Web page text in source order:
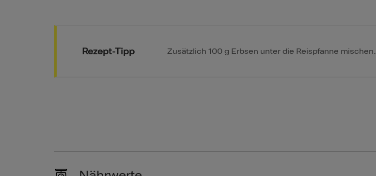
Rezept-Tipp Zusätzlich 100 g Erbsen unter die Reispfanne mischen.